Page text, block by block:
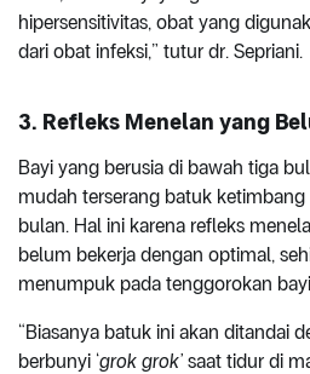
hipersensitivitas, obat yang
dari obat infeksi,” tutur dr. Sepriani.
3. Refleks Menelan yang
Bayi yang berusia di bawah tiga
mudah terserang batuk ketimbang
bulan. Hal ini karena refleks
belum bekerja dengan optimal,
menumpuk pada tenggorokan
“Biasanya batuk ini akan ditandai
berbunyi ‘grok grok’ saat tidur di